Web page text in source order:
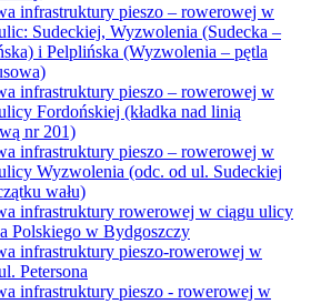
infrastruktury pieszo – rowerowej w
Sudeckiej, Wyzwolenia (Sudecka –
i Pelplińska (Wyzwolenia – pętla
infrastruktury pieszo – rowerowej w
Fordońskiej (kładka nad linią
nr 201)
infrastruktury pieszo – rowerowej w
Wyzwolenia (odc. od ul. Sudeckiej
wału)
infrastruktury rowerowej w ciągu ulicy
Polskiego w Bydgoszczy
infrastruktury pieszo-rowerowej w
Petersona
infrastruktury pieszo - rowerowej w